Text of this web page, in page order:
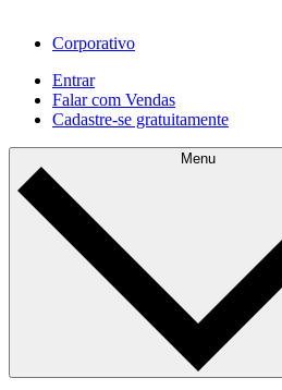
Corporativo
Entrar
Falar com Vendas
Cadastre‐se gratuitamente
Menu